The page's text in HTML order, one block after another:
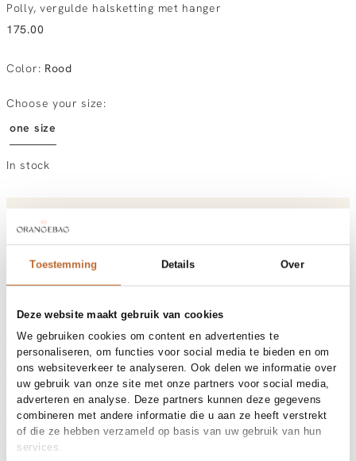
Toestemming Details Over
Deze website maakt gebruik van cookies
We gebruiken cookies om content en advertenties te
personaliseren, om functies voor social media te bieden en om
ons websiteverkeer te analyseren. Ook delen we informatie over
uw gebruik van onze site met onze partners voor social media,
adverteren en analyse. Deze partners kunnen deze gegevens
combineren met andere informatie die u aan ze heeft verstrekt
of die ze hebben verzameld op basis van uw gebruik van hun
services.
Polly, vergulde halsketting met hanger
175.00
Color: Rood
Choose your size:
one size
In stock
Order by, morning gratis delivered tomorrow
Free shipping over €99
Materials and care
Fabric
Material: 18K gold plated brass
Size and fit
Product details
Brand
Mimi et Toi
Product number brand
Shipping and Returns